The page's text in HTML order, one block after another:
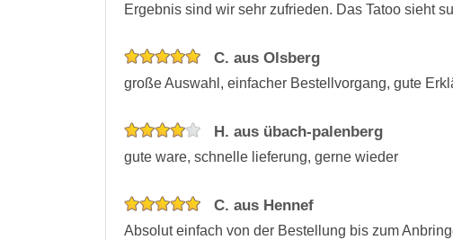
Ergebnis sind wir sehr zufrieden. Das Tatoo sieht
C. aus Olsberg
große Auswahl, einfacher Bestellvorgang, gute
H. aus übach-palenberg
gute ware, schnelle lieferung, gerne wieder
C. aus Hennef
Absolut einfach von der Bestellung bis zum